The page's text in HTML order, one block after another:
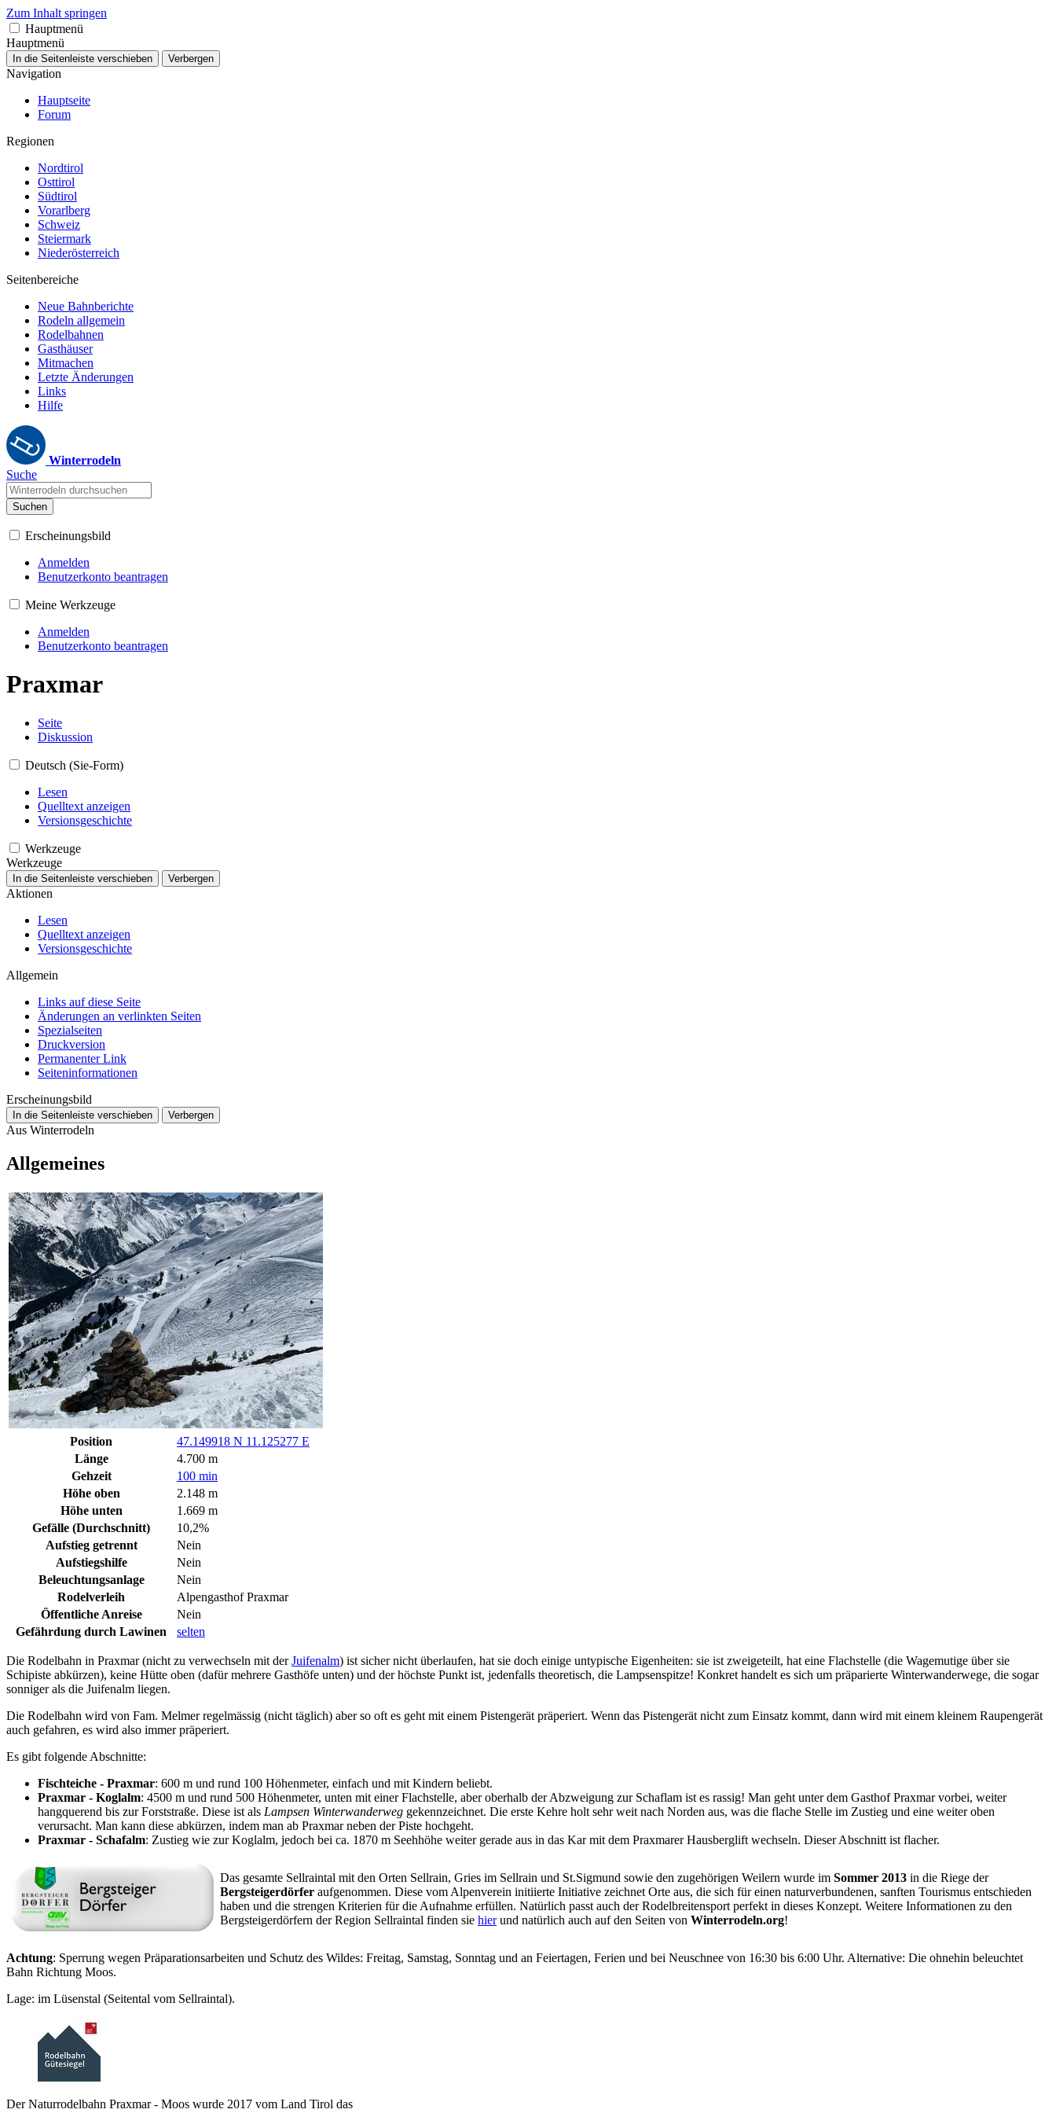
Zum Inhalt springen
Hauptmenü
Hauptmenü
In die Seitenleiste verschieben Verbergen
Navigation
Hauptseite
Forum
Regionen
Nordtirol
Osttirol
Südtirol
Vorarlberg
Schweiz
Steiermark
Niederösterreich
Seitenbereiche
Neue Bahnberichte
Rodeln allgemein
Rodelbahnen
Gasthäuser
Mitmachen
Letzte Änderungen
Links
Hilfe
Winterrodeln
Suche
Suchen
Erscheinungsbild
Anmelden
Benutzerkonto beantragen
Meine Werkzeuge
Anmelden
Benutzerkonto beantragen
Praxmar
Seite
Diskussion
Deutsch (Sie-Form)
Lesen
Quelltext anzeigen
Versionsgeschichte
Werkzeuge
Werkzeuge
In die Seitenleiste verschieben Verbergen
Aktionen
Lesen
Quelltext anzeigen
Versionsgeschichte
Allgemein
Links auf diese Seite
Änderungen an verlinkten Seiten
Spezialseiten
Druckversion
Permanenter Link
Seiten­­informationen
Erscheinungsbild
In die Seitenleiste verschieben Verbergen
Aus Winterrodeln
Allgemeines
Position
47.149918 N 11.125277 E
Länge
4.700 m
Gehzeit
100 min
Höhe oben
2.148 m
Höhe unten
1.669 m
Gefälle (Durchschnitt)
10,2%
Aufstieg getrennt
Nein
Aufstiegshilfe
Nein
Beleuchtungsanlage
Nein
Rodelverleih
Alpengasthof Praxmar
Öffentliche Anreise
Nein
Gefährdung durch Lawinen
selten
Die Rodelbahn in Praxmar (nicht zu verwechseln mit derJuifenalm) ist sicher nicht überlaufen, hat sie doch einige untypische Eigenheiten: sie ist zweigeteilt, hat eine Flachstelle (die Wagemutige über sie
Schipiste abkürzen), keine Hütte oben (dafür mehrere Gasthöfe unten) und der höchste Punkt ist, jedenfalls theoretisch, die Lampsenspitze! Konkret handelt es sich um präparierte Winterwanderwege, die sogar
sonniger als die Juifenalm liegen.
Die Rodelbahn wird von Fam. Melmer regelmässig (nicht täglich) aber so oft es geht mit einem Pistengerät präperiert. Wenn das Pistengerät nicht zum Einsatz kommt, dann wird mit einem kleinem Raupengerät
auch gefahren, es wird also immer präperiert.
Es gibt folgende Abschnitte:
Fischteiche - Praxmar: 600 m und rund 100 Höhenmeter, einfach und mit Kindern beliebt.
Praxmar - Koglalm: 4500 m und rund 500 Höhenmeter, unten mit einer Flachstelle, aber oberhalb der Abzweigung zur Schaflam ist es rassig! Man geht unter dem Gasthof Praxmar vorbei, weiter
hangquerend bis zur Forststraße. Diese ist als Lampsen Winterwanderweg gekennzeichnet. Die erste Kehre holt sehr weit nach Norden aus, was die flache Stelle im Zustieg und eine weiter oben
verursacht. Man kann diese abkürzen, indem man ab Praxmar neben der Piste hochgeht.
Praxmar - Schafalm: Zustieg wie zur Koglalm, jedoch bei ca. 1870 m Seehhöhe weiter gerade aus in das Kar mit dem Praxmarer Hausberglift wechseln. Dieser Abschnitt ist flacher.
Das gesamte Sellraintal mit den Orten Sellrain, Gries im Sellrain und St.Sigmund sowie den zugehörigen Weilern wurde im Sommer 2013 in die Riege der
Bergsteigerdörfer aufgenommen. Diese vom Alpenverein initiierte Initiative zeichnet Orte aus, die sich für einen naturverbundenen, sanften Tourismus entschieden
haben und die strengen Kriterien für die Aufnahme erfüllen. Natürlich passt auch der Rodelbreitensport perfekt in dieses Konzept. Weitere Informationen zu den
Bergsteigerdörfern der Region Sellraintal finden sie hierund natürlich auch auf den Seiten von Winterrodeln.org!
Achtung: Sperrung wegen Präparationsarbeiten und Schutz des Wildes: Freitag, Samstag, Sonntag und an Feiertagen, Ferien und bei Neuschnee von 16:30 bis 6:00 Uhr. Alternative: Die ohnehin beleuchtet
Bahn Richtung Moos.
Lage: im Lüsenstal (Seitental vom Sellraintal).
Der Naturrodelbahn Praxmar - Moos wurde 2017 vom Land Tirol das